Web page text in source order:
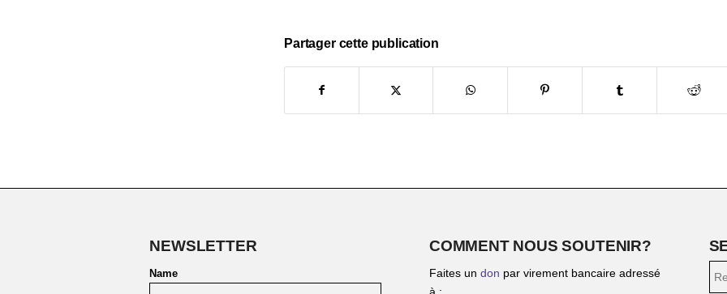
Partager cette publication
NEWSLETTER
Name
COMMENT NOUS SOUTENIR?
Faites un don par virement bancaire adressé